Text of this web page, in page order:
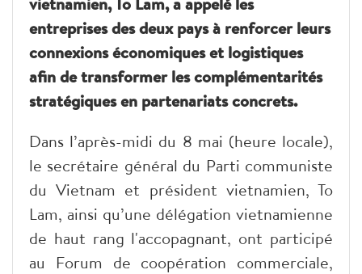
entreprises des deux pays à renforcer leurs
connexions économiques et logistiques
afin de transformer les complémentarités
stratégiques en partenariats concrets.
Dans l’après-midi du 8 mai (heure locale),
le secrétaire général du Parti communiste
du Vietnam et président vietnamien, To
Lam, ainsi qu’une délégation vietnamienne
de haut rang l'accopagnant, ont participé
au Forum de coopération commerciale,